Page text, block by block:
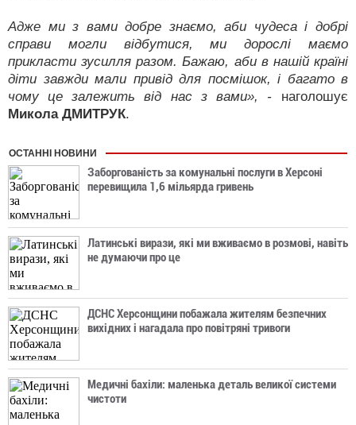
Адже ми з вами добре знаємо, аби чудеса і добрі
справи могли відбутися, ми дорослі маємо
прикласти зусилля разом. Бажаю, аби в нашій країні
діти завжди мали привід для посмішок, і багато в
чому це залежить від нас з вами», - наголошує
Микола ДМИТРУК.
ОСТАННІ НОВИНИ
Заборгованість за комунальні послуги в Херсоні
перевищила 1,6 мільярда гривень
Латинські вирази, які ми вживаємо в розмові, навіть
не думаючи про це
ДСНС Херсонщини побажала жителям безпечних
вихідних і нагадала про повітряні тривоги
Медичні бахіли: маленька деталь великої системи
чистоти